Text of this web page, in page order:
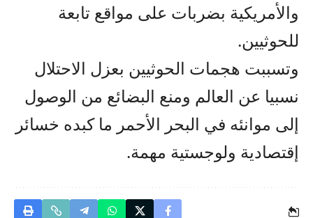
والأمريكية بضربات على مواقع تابعة
للحوثيين.
وتسببت هجمات الحوثيين بعزل الاحتلال
نسبيا عن العالم ومنع البضائع من الوصول
إلى موانئه في البحر الأحمر ما كبده خسائر
إقتصادية ولوجستية مهمة.